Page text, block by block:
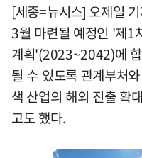
[세종=뉴시스] 오제일
3월 마련될 예정인 '제1
계획'(2023~2042)에
될 수 있도록 관계부처
색 산업의 해외 진출 확
고도 했다.